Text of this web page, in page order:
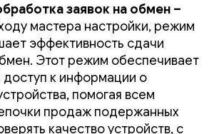
заявок на обмен –
мастера настройки, режим
эффективность сдачи
Этот режим обеспечивает
к информации о
помогая всем
продаж подержанных
качество устройств, с